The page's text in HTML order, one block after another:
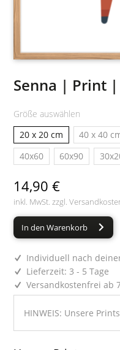
Senna | Print |
Größe auswählen
20 x 20 cm
40 x 40
40x60
60x90
14,90 €
inkl. MwSt. zzgl.
In den Warenkorb
Individuell nach
Lieferzeit: 3 - 5 Tage
Versandkostenfrei ab
HINWEIS: Unsere